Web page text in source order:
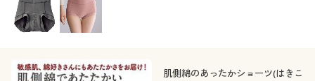
肌側綿のあったかショーツ(はきこ